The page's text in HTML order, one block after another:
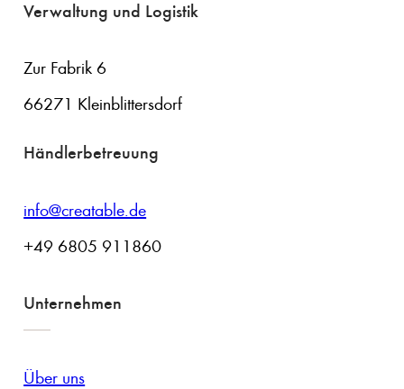
Verwaltung und Logistik
Zur Fabrik 6
66271 Kleinblittersdorf
Händlerbetreuung
info@creatable.de
+49 6805 911860
Unternehmen
Über uns